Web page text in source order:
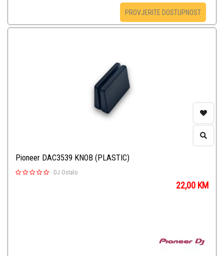
PROVJERITE DOSTUPNOST
Pioneer DAC3539 KNOB (PLASTIC)
- DJ Ostalo
22,00 KM